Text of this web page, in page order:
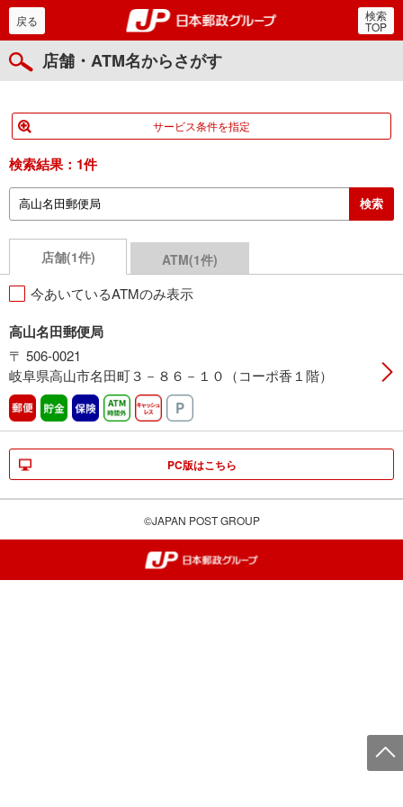
郵便局・日本郵政グルー
戻る 検索
TOP
店舗・ATM名からさがす
サービス条件を指定
検索結果： 1件
店舗(1件) ATM(1件)
今あいているATMのみ表示
高山名田郵便局
〒 506-0021
岐阜県高山市名田町３－８６－１０（コーポ香１階）
郵便 貯金 保険 ATM時間外キャッシュレス
PC版はこちら
©JAPAN POST GROUP